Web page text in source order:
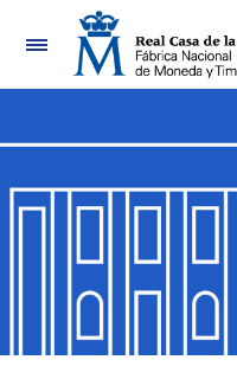
Nabigazioa
Erakutsi/Ezkutatu
Erakutsi/Ezkutatu
Erakutsi/Ezkutatu